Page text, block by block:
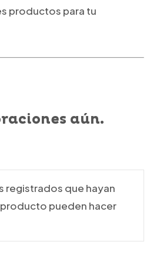
productos para tu
aún.
registrados que hayan
pueden hacer